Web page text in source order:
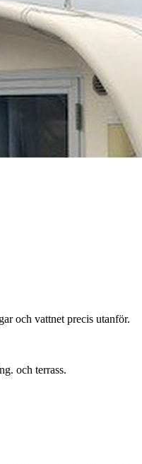
och vattnet precis utanför.
och terrass.